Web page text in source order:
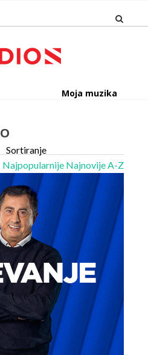
Moja muzika
Sortiranje
Najpopularnije NajnovijeA-Z